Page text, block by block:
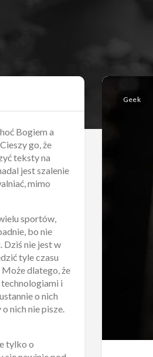
Bogiem a
go, że
teksty na
jest szalenie
mimo
sportów,
bo nie
Dziś nie jest w
tyle czasu
dlatego, że
i
o nich
nich nie pisze.
tylko o
Geek